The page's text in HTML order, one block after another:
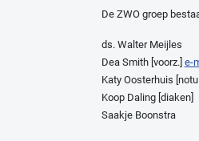
De ZWO groep
ds. Walter Meijles
Dea Smith [voorz.] e-
Katy Oosterhuis
Koop Daling [diaken]
Saakje Boonstra